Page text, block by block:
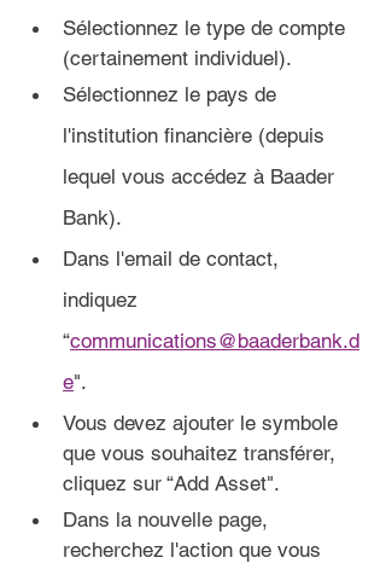
Sélectionnez le type de compte
(certainement individuel).
Sélectionnez le pays de
l'institution financière (depuis
lequel vous accédez à Baader
Bank).
Dans l'email de contact,
indiquez
“communications@baaderbank.d
e".
Vous devez ajouter le symbole
que vous souhaitez transférer,
cliquez sur “Add Asset".
Dans la nouvelle page,
recherchez l'action que vous